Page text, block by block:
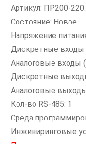
Артикул: ПР200-
Состояние: Новое
Напряжение
Дискретные входы
Аналоговые входы
Дискретные
Аналоговые
Кол-во RS-485: 1
Среда
Инжиниринговые